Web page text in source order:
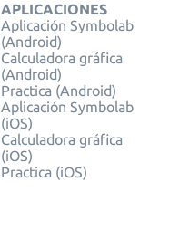
APLICACIONES
Aplicación Symbolab
(Android)
Calculadora gráfica
(Android)
Practica (Android)
Aplicación Symbolab
(iOS)
Calculadora gráfica
(iOS)
Practica (iOS)